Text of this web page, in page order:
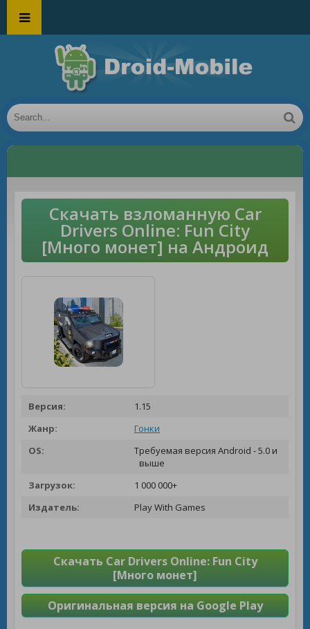
Скачать взломанную Car
Drivers Online: Fun City
[Много монет] на Андроид
Версия:
1.15
Жанр:
Гонки
OS:
Требуемая версия Android - 5.0 и
выше
Загрузок:
1 000 000+
Издатель:
Play With Games
Скачать Car Drivers Online: Fun City
[Много монет]
Оригинальная версия на Google Play